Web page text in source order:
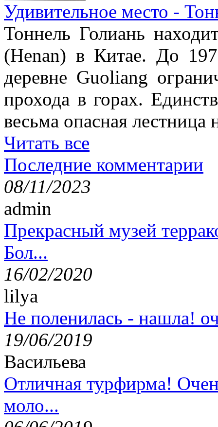
Удивительное место -
Тоннель Голиань
(Henan) в Китае. До
деревне Guoliang
прохода в горах.
весьма опасная лестница
Читать все
Последние комментарии
08/11/2023
admin
Прекрасный музей
Бол...
16/02/2020
lilya
Не поленилась - нашла!
19/06/2019
Васильева
Отличная турфирма!
моло...